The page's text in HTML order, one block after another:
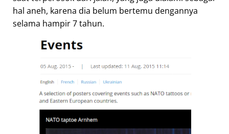
hal aneh, karena dia belum bertemu dengannya
selama hampir 7 tahun.